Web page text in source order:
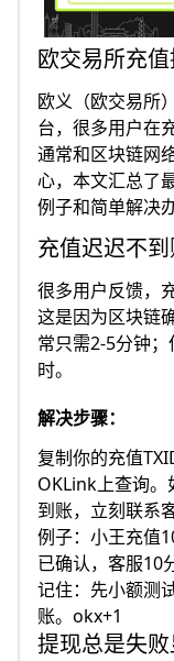
欧交易所充
欧义（欧交易所
台，很多用户在
通常和区块链网
心，本文汇总了
例子和简单解决
充值迟迟不到
很多用户反馈，
这是因为区块链
常只需2-5分钟
时。​
解决步骤：
复制你的充值
OKLink上查询。
到账，立刻联系
例子：小王充值
已确认，客服10
记住：先小额测
账。okx+1
提现总是失败